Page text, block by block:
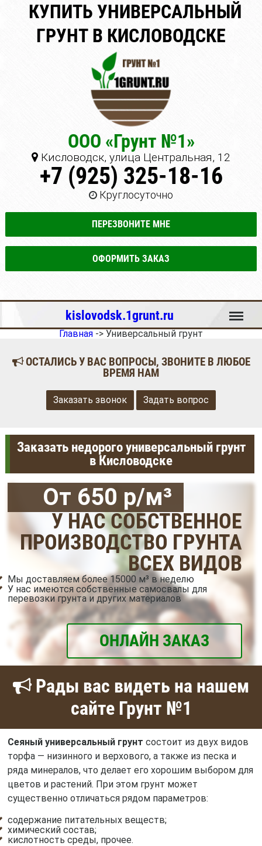
КУПИТЬ УНИВЕРСАЛЬНЫЙ
ГРУНТ В КИСЛОВОДСКЕ
ООО «Грунт №1»
Кисловодск, улица Центральная, 12
+7 (925) 325-18-16
Круглосуточно
ПЕРЕЗВОНИТЕ МНЕ
ОФОРМИТЬ ЗАКАЗ
kislovodsk.1grunt.ru Меню
Главная -> Универсальный грунт
ОСТАЛИСЬ У ВАС ВОПРОСЫ, ЗВОНИТЕ В ЛЮБОЕ
ВРЕМЯ НАМ
Заказать звонок Задать вопрос
Заказать недорого универсальный грунт
в Кисловодске
От 650 р/м³
У НАС СОБСТВЕННОЕ
ПРОИЗВОДСТВО ГРУНТА
ВСЕХ ВИДОВ
Мы доставляем более 15000 м³ в неделю
У нас имеются собственные самосвалы для
перевозки грунта и других материалов
ОНЛАЙН ЗАКАЗ
Рады вас видеть на нашем
сайте Грунт №1
Сеяный универсальный грунт состоит из двух видов
торфа — низинного и верхового, а также из песка и
ряда минералов, что делает его хорошим выбором для
цветов и растений. При этом грунт может
существенно отличаться рядом параметров:
содержание питательных веществ;
химический состав;
кислотность среды, прочее.